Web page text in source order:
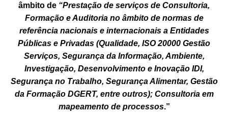
âmbito de “Prestação de serviços de Consultoria,
Formação e Auditoria no âmbito de normas de
referência nacionais e internacionais a Entidades
Públicas e Privadas (Qualidade, ISO 20000 Gestão
Serviços, Segurança da Informação, Ambiente,
Investigação, Desenvolvimento e Inovação IDI,
Segurança no Trabalho, Segurança Alimentar, Gestão
da Formação DGERT, entre outros); Consultoria em
mapeamento de processos.”